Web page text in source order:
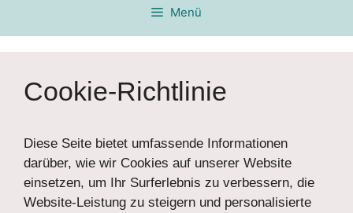
Menü
Cookie-Richtlinie
Diese Seite bietet umfassende Informationen
darüber, wie wir Cookies auf unserer Website
einsetzen, um Ihr Surferlebnis zu verbessern, die
Website-Leistung zu steigern und personalisierte